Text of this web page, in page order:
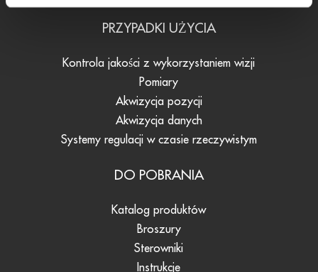
PRZYPADKI UŻYCIA
Kontrola jakości z wykorzystaniem wizji
Pomiary
Akwizycja pozycji
Akwizycja danych
Systemy regulacji w czasie rzeczywistym
DO POBRANIA
Katalog produktów
Broszury
Sterowniki
Instrukcje